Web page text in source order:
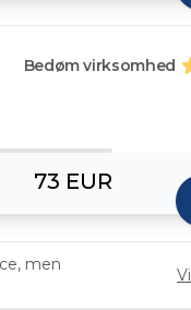
Bedøm virksomhed
73 EUR
men